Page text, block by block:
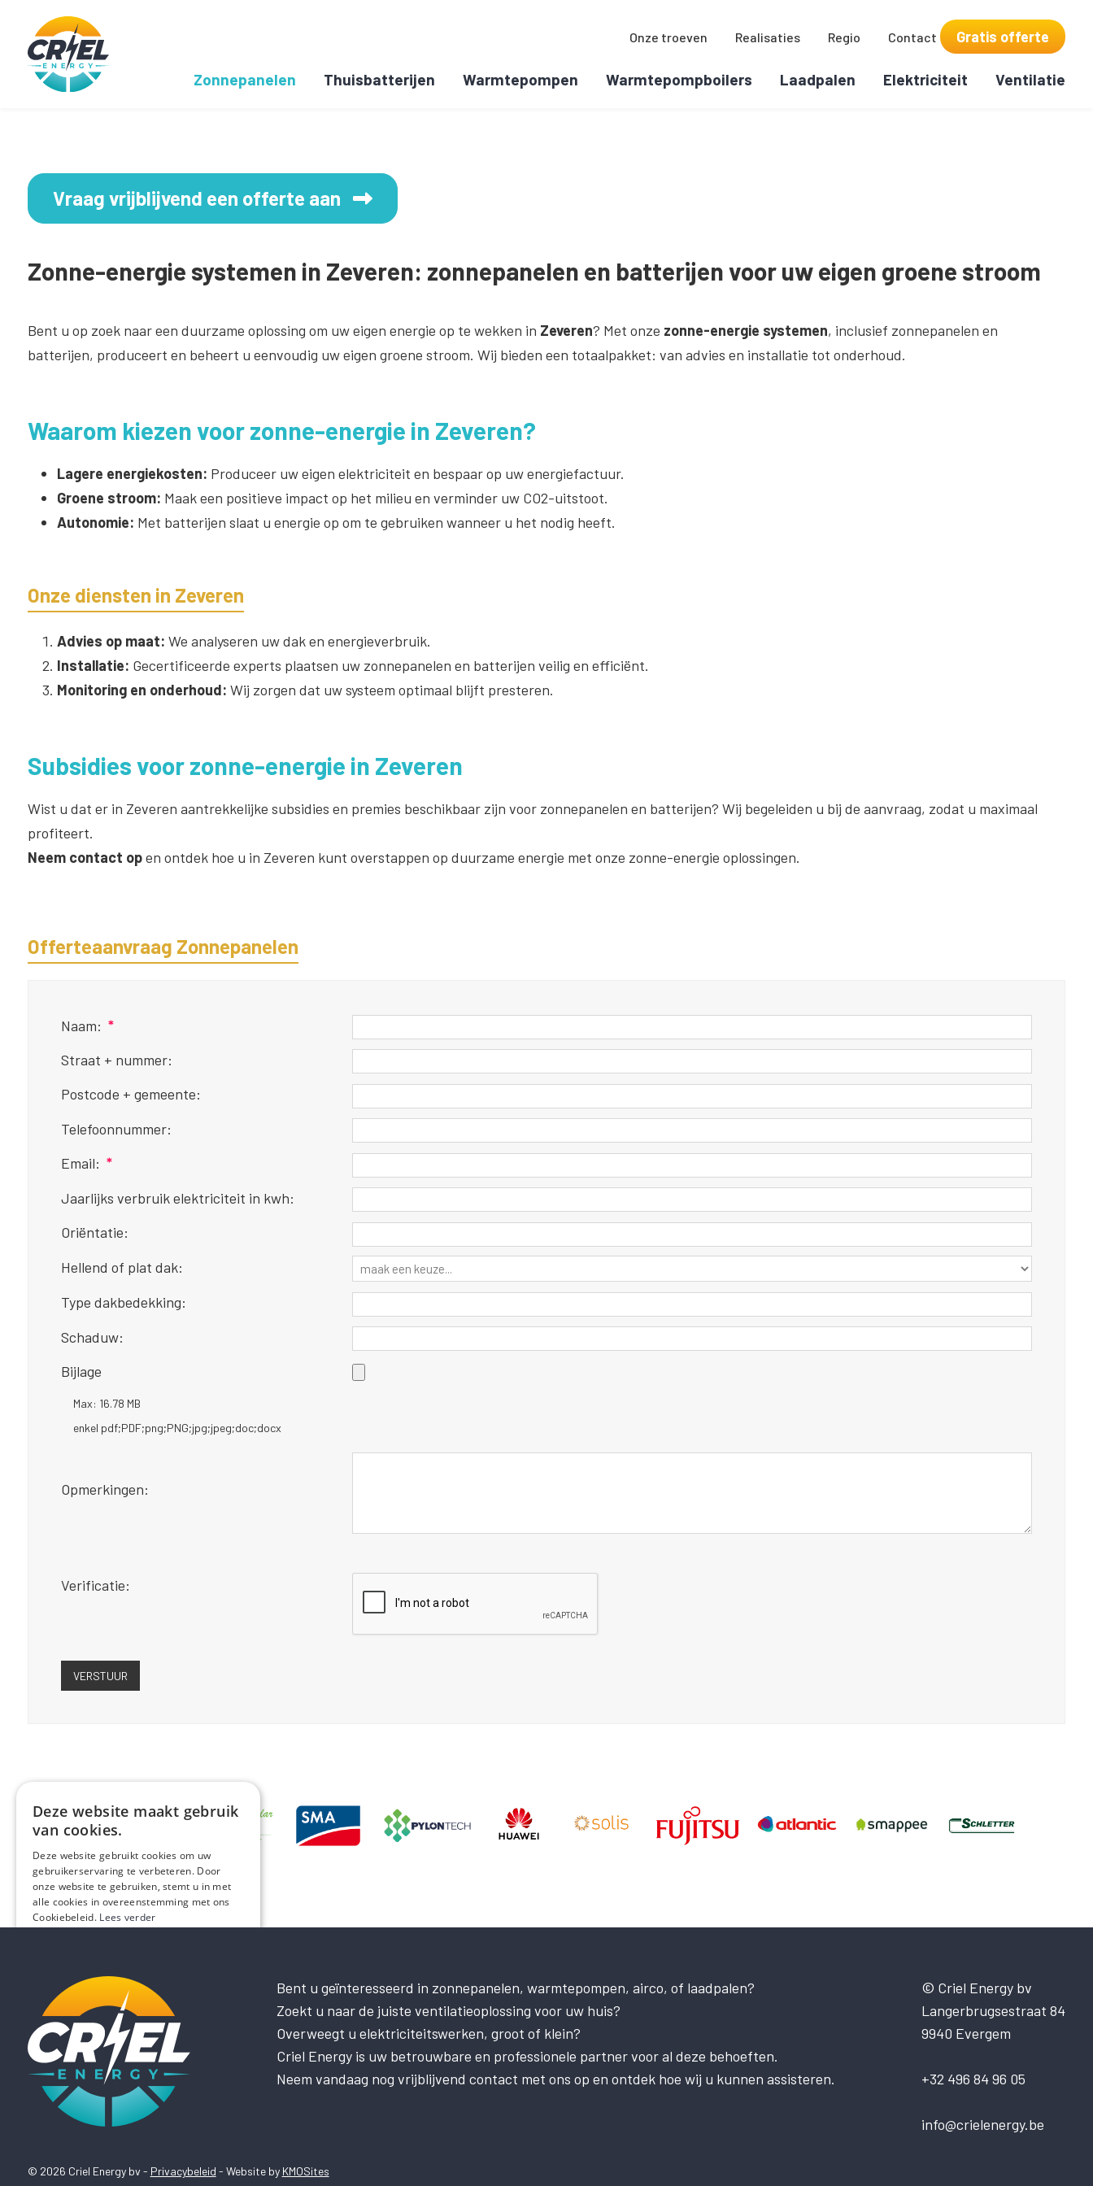
Onze troeven Realisaties Regio Contact Gratis offerte
Zonnepanelen Thuisbatterijen Warmtepompen Warmtepompboilers Laadpalen Elektriciteit Ventilatie
Vraag vrijblijvend een offerte aan
Zonne-energie systemen in Zeveren: zonnepanelen en batterijen voor uw eigen groene stroom
Bent u op zoek naar een duurzame oplossing om uw eigen energie op te wekken in Zeveren? Met onze zonne-energie systemen, inclusief zonnepanelen en
batterijen, produceert en beheert u eenvoudig uw eigen groene stroom. Wij bieden een totaalpakket: van advies en installatie tot onderhoud.
Waarom kiezen voor zonne-energie in Zeveren?
Lagere energiekosten: Produceer uw eigen elektriciteit en bespaar op uw energiefactuur.
Groene stroom: Maak een positieve impact op het milieu en verminder uw CO2-uitstoot.
Autonomie: Met batterijen slaat u energie op om te gebruiken wanneer u het nodig heeft.
Onze diensten in Zeveren
Advies op maat: We analyseren uw dak en energieverbruik.
Installatie: Gecertificeerde experts plaatsen uw zonnepanelen en batterijen veilig en efficiënt.
Monitoring en onderhoud: Wij zorgen dat uw systeem optimaal blijft presteren.
Subsidies voor zonne-energie in Zeveren
Wist u dat er in Zeveren aantrekkelijke subsidies en premies beschikbaar zijn voor zonnepanelen en batterijen? Wij begeleiden u bij de aanvraag, zodat u maximaal
profiteert.
Neem contact open ontdek hoe u in Zeveren kunt overstappen op duurzame energie met onze zonne-energie oplossingen.
Offerteaanvraag Zonnepanelen
Naam: *
Straat + nummer:
Postcode + gemeente:
Telefoonnummer:
Email: *
Jaarlijks verbruik elektriciteit in kwh:
Oriëntatie:
Hellend of plat dak:
Type dakbedekking:
Schaduw:
Bijlage
Max: 16.78 MB
enkel pdf;PDF;png;PNG;jpg;jpeg;doc;docx
Opmerkingen:
Verificatie:
Bent u geïnteresseerd in zonnepanelen, warmtepompen, airco, of laadpalen?
Zoekt u naar de juiste ventilatieoplossing voor uw huis?
Overweegt u elektriciteitswerken, groot of klein?
Criel Energy is uw betrouwbare en professionele partner voor al deze behoeften.
Neem vandaag nog vrijblijvend contact met ons op en ontdek hoe wij u kunnen assisteren.
© Criel Energy bv
Langerbrugsestraat 84
9940 Evergem
+32 496 84 96 05
info@crielenergy.be
© 2026 Criel Energy bv - Privacybeleid - Website by KMOSites
Deze website maakt gebruik
van cookies.
Deze website gebruikt cookies om uw
gebruikerservaring te verbeteren. Door
onze website te gebruiken, stemt u in met
alle cookies in overeenstemming met ons
Cookiebeleid. Lees verder
PRESTATIE
TARGETING
FUNCTIONEEL
NIET-GECLASSIFICEERD
ALLES ACCEPTEREN